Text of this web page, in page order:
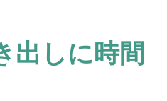
出しに時間